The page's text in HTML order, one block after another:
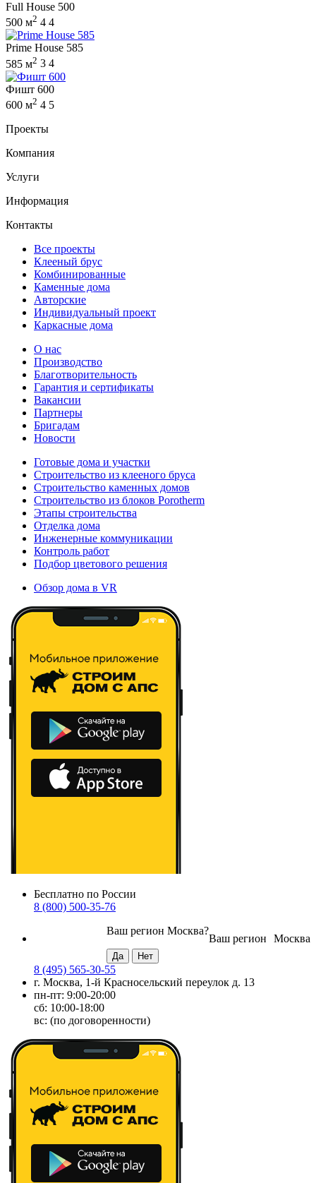
Full House 500
500 м2 4 4
Prime House 585
585 м2 3 4
Фишт 600
600 м2 4 5
Проекты
Компания
Услуги
Информация
Контакты
Все проекты
Клееный брус
Комбинированные
Каменные дома
Авторские
Индивидуальный проект
Каркасные дома
О нас
Производство
Благотворительность
Гарантия и сертификаты
Вакансии
Партнеры
Бригадам
Новости
Готовые дома и участки
Строительство из клееного бруса
Строительство каменных домов
Строительство из блоков Porotherm
Этапы строительства
Отделка дома
Инженерные коммуникации
Контроль работ
Подбор цветового решения
Обзор дома в VR
Бесплатно по России
8 (800) 500-35-76
Москва
Ваш регион
Ваш регион Москва?
8 (495) 565-30-55
г. Москва, 1-й Красносельский переулок д. 13
пн-пт: 9:00-20:00
сб: 10:00-18:00
вс: (по договоренности)